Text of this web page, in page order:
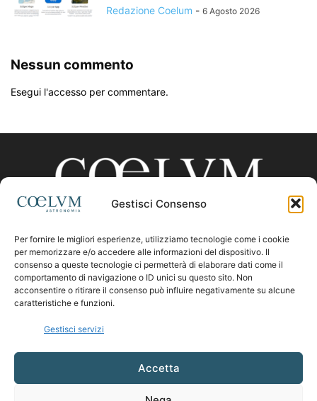
Gestisci Consenso
Per fornire le migliori esperienze, utilizziamo tecnologie come i cookie
per memorizzare e/o accedere alle informazioni del dispositivo. Il
consenso a queste tecnologie ci permetterà di elaborare dati come il
comportamento di navigazione o ID unici su questo sito. Non
acconsentire o ritirare il consenso può influire negativamente su alcune
caratteristiche e funzioni.
Gestisci servizi
Accetta
Redazione Coelum - 6 Agosto 2026
Nessun commento
Esegui l'accesso per commentare.
CHI SIAMO
Contattaci:coelumastro@coelum.com